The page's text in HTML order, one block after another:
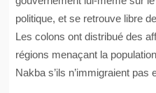
politique, et se retrouve libre
Les colons ont distribué des
régions menaçant la
Nakba s’ils n’immigraient pas